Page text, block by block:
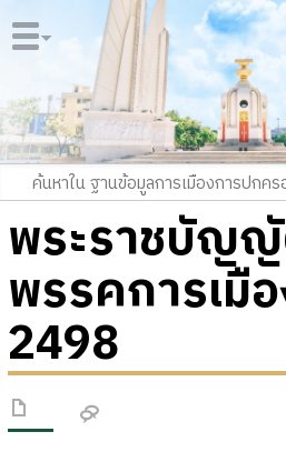
พระราชบัญ
พรรคการเมื
2498